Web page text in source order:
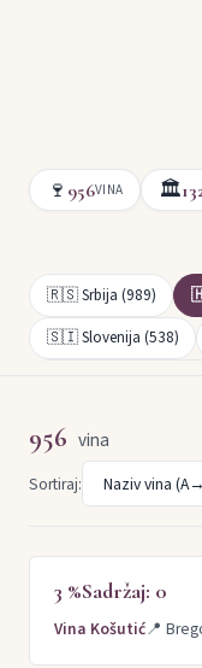
🍷 956VINA 🏛
🇷🇸 Srbija (989)
🇸🇮 Slovenija (538)
Dalmacija (134)
Kvarner (16)
956 vina
Sortiraj:
3 %Sadržaj: 0
Vina Košutić📍